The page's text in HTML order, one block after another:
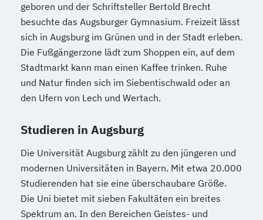
geboren und der Schriftsteller Bertold Brecht
besuchte das Augsburger Gymnasium. Freizeit lässt
sich in Augsburg im Grünen und in der Stadt erleben.
Die Fußgängerzone lädt zum Shoppen ein, auf dem
Stadtmarkt kann man einen Kaffee trinken. Ruhe
und Natur finden sich im Siebentischwald oder an
den Ufern von Lech und Wertach.
Studieren in Augsburg
Die Universität Augsburg zählt zu den jüngeren und
modernen Universitäten in Bayern. Mit etwa 20.000
Studierenden hat sie eine überschaubare Größe.
Die Uni bietet mit sieben Fakultäten ein breites
Spektrum an. In den Bereichen Geistes- und